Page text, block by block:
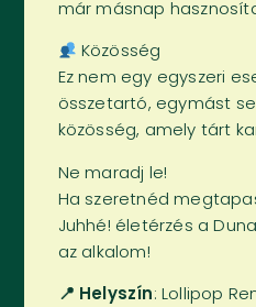
már másnap
Közösség
Ez nem egy egyszeri
összetartó, egymást
közösség, amely tárt
Ne maradj le!
Ha szeretnéd
Juhhé! életérzés a
az alkalom!
📍 Helyszín: Lollipop